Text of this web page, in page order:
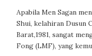
Apabila Men Sagan
Shui, kelahiran Dusun
Barat,1981, sangat
Fong (LMF), yang